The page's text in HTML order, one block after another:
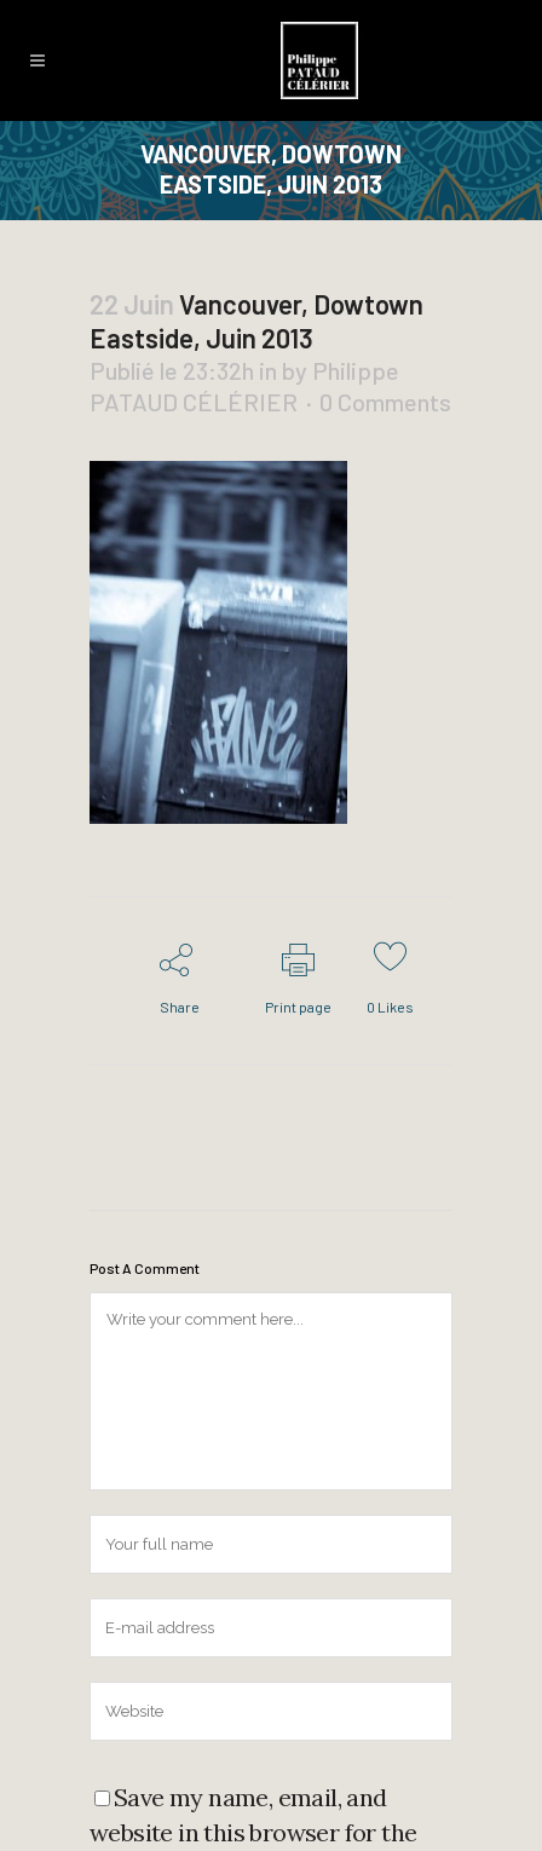
VANCOUVER, DOWTOWN
EASTSIDE, JUIN 2013
22 JuinVancouver, Dowtown
Eastside, Juin 2013
Publié le 23:32h in by Philippe
PATAUD CÉLÉRIER
0 Comments
Share Print page 0 Likes
Post A Comment
Save my name, email, and
website in this browser for the